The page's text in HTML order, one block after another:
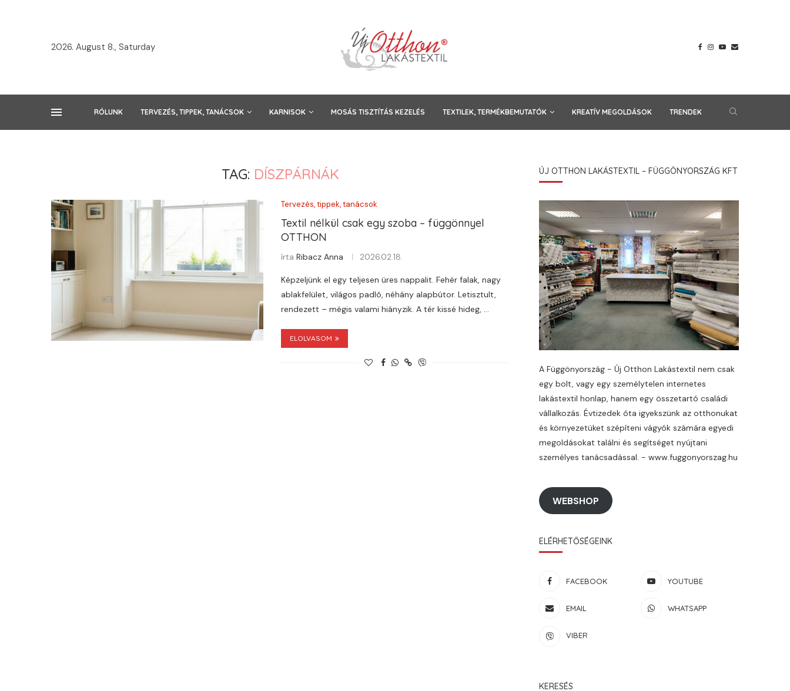
2026. August 8., Saturday
RÓLUNK TERVEZÉS, TIPPEK, TANÁCSOK KARNISOK MOSÁS TISZTÍTÁS KEZELÉS TEXTILEK, TERMÉKBEMUTATÓK KREATÍV MEGOLDÁSOK TRENDEK
TAG: DÍSZPÁRNÁK
Tervezés, tippek, tanácsok
Textil nélkül csak egy szoba – függönnyel
OTTHON
írta Ribacz Anna 2026.02.18.
Képzeljünk el egy teljesen üres nappalit. Fehér falak, nagy
ablakfelület, világos padló, néhány alapbútor. Letisztult,
rendezett – mégis valami hiányzik. A tér kissé hideg, …
ELOLVASOM
ÚJ OTTHON LAKÁSTEXTIL – FÜGGÖNYORSZÁG KFT
A Függönyország - Új Otthon Lakástextil nem csak
egy bolt, vagy egy személytelen internetes
lakástextil honlap, hanem egy összetartó családi
vállalkozás. Évtizedek óta igyekszünk az otthonukat
és környezetüket szépíteni vágyók számára egyedi
megoldásokat találni és segítséget nyújtani
személyes tanácsadással. - www.fuggonyorszag.hu
WEBSHOP
ELÉRHETŐSÉGEINK
FACEBOOK YOUTUBE
EMAIL WHATSAPP
VIBER
KERESÉS